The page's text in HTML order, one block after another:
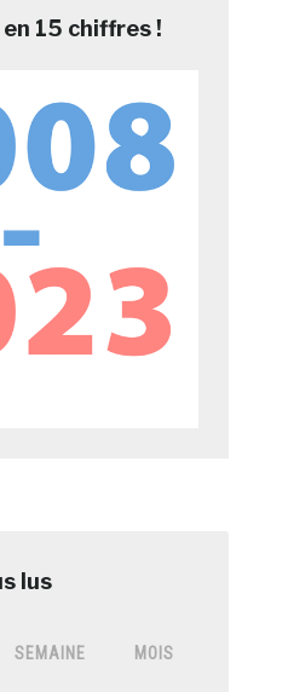
en 15 chiffres !
SEMAINE MOIS